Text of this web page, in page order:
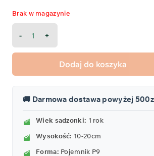
Brak w magazynie
Truskawka
Kent
Dodaj do koszyka
🚚 Darmowa dostawa powyżej
Wiek sadzonki: 1 rok
Wysokość: 10-20cm
Forma: Pojemnik P9